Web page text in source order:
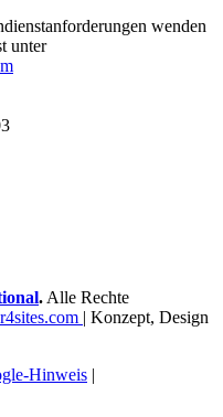
wenden
unter
. Alle Rechte
| Konzept, Design
Hinweis |